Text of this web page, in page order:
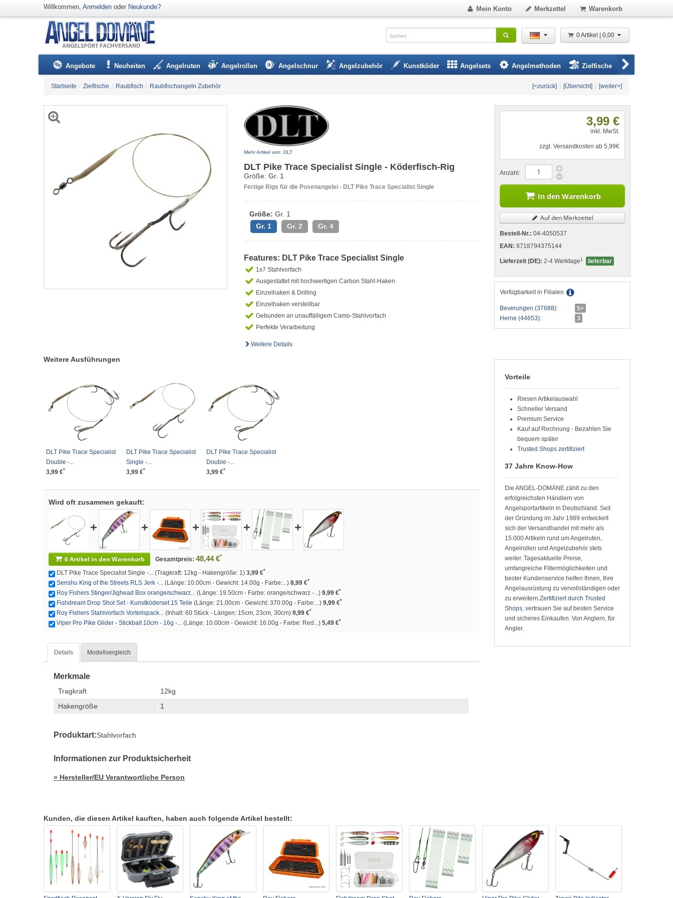
Willkommen, Anmelden oder Neukunde? Mein Konto Merkzettel Warenkorb
0 Artikel | 0,00
Angebote Neuheiten Angelruten Angelrollen Angelschnur Angelzubehör Kunstköder Angelsets Angelmethoden Zielfische
Startseite / Zielfische / Raubfisch / Raubfischangeln Zubehör [<zurück] [Übersicht] [weiter>]
Mehr Artikel von: DLT
DLT Pike Trace Specialist Single - Köderfisch-Rig
Größe: Gr. 1
Fertige Rigs für die Posenangelei - DLT Pike Trace Specialist Single
Größe: Gr. 1
Gr. 1 Gr. 2 Gr. 4
Features: DLT Pike Trace Specialist Single
1x7 Stahlvorfach
Ausgestattet mit hochwertigen Carbon Stahl-Haken
Einzelhaken & Drilling
Einzelhaken verstellbar
Gebunden an unauffälligem Camo-Stahlvorfach
Perfekte Verarbeitung
Weitere Details
3,99 €
inkl. MwSt.
zzgl. Versandkosten ab 5,99€
Anzahl:
In den Warenkorb
Auf den Merkzettel
Bestell-Nr.: 04-4050537
EAN: 8718794375144
Lieferzeit (DE): 2-4 Werktage 1 lieferbar
Verfügbarkeit in Filialen
Beverungen (37688):
5+
Herne (44653):
3
Weitere Ausführungen
DLT Pike Trace Specialist
Double -...
3,99 €*
DLT Pike Trace Specialist
Single -...
3,99 €*
DLT Pike Trace Specialist
Double -...
3,99 €*
Wird oft zusammen gekauft:
+ + + + +
6 Artikel in den Warenkorb Gesamtpreis: 48,44 €*
DLT Pike Trace Specialist Single -... (Tragkraft: 12kg - Hakengröße: 1) 3,99 €*
Senshu King of the Streets RLS Jerk -... (Länge: 10.00cm - Gewicht: 14.00g - Farbe:...) 8,99 €*
Roy Fishers Stinger/Jighead Box orange/schwarz... (Länge: 19.50cm - Farbe: orange/schwarz -...) 9,99 €*
Fishdream Drop Shot Set - Kunstköderset 15 Teile (Länge: 21.00cm - Gewicht: 370.00g - Farbe:...) 9,99 €*
Roy Fishers Stahlvorfach Vorteilspack... (Inhalt: 60 Stück - Längen: 15cm, 23cm, 30cm) 9,99 €*
Viper Pro Pike Glider - Stickbait 10cm - 16g -... (Länge: 10.00cm - Gewicht: 16.00g - Farbe: Red...) 5,49 €*
Details Modellvergleich
Merkmale
Tragkraft
12kg
Hakengröße
1
Produktart:Stahlvorfach
Informationen zur Produktsicherheit
» Hersteller/EU Verantwortliche Person
Vorteile
Riesen Artikelauswahl
Schneller Versand
Premium Service
Kauf auf Rechnung - Bezahlen Sie
bequem später
Trusted Shops zertifiziert
37 Jahre Know-How
Die ANGEL-DOMÄNE zählt zu den
erfolgreichsten Händlern von
Angelsportartikeln in Deutschland. Seit
der Gründung im Jahr 1989 entwickelt
sich der Versandhandel mit mehr als
15.000 Artikeln rund um Angelruten,
Angelrollen und Angelzubehör stets
weiter. Tagesaktuelle Preise,
umfangreiche Filtermöglichkeiten und
bester Kundenservice helfen Ihnen, Ihre
Angelausrüstung zu vervollständigen oder
zu erweitern. Zertifiziert durch Trusted
Shops , vertrauen Sie auf besten Service
und sicheres Einkaufen. Von Anglern, für
Angler.
Kunden, die diesen Artikel kauften, haben auch folgende Artikel bestellt: